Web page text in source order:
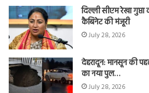
दिल्ली सीएम रेखा गुप्ता
कैबिनेट की मंजूरी
July 28, 2026
देहरादून: मानसून की
का नया पुल…
July 28, 2026